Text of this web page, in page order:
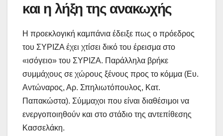
και η λήξη της ανακωχής
Η προεκλογική καμπάνια έδειξε πως ο πρόεδρος
του ΣΥΡΙΖΑ έχει χτίσει δικό του έρεισμα στο
«ισόγειο» του ΣΥΡΙΖΑ. Παράλληλα βρήκε
συμμάχους σε χώρους ξένους προς το κόμμα (Ευ.
Αντώναρος, Αρ. Σπηλιωτόπουλος, Κατ.
Παπακώστα). Σύμμαχοι που είναι διαθέσιμοι να
ενεργοποιηθούν και στο στάδιο της αντεπίθεσης
Κασσελάκη.